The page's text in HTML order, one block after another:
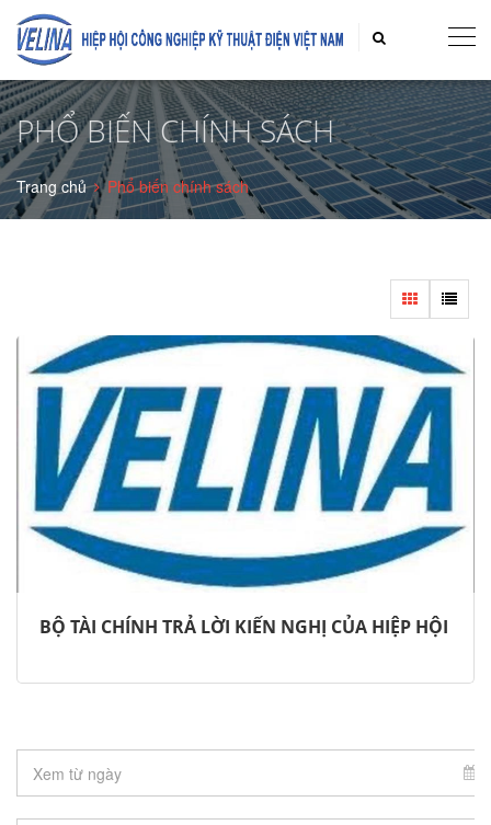
PHỔ BIẾN CHÍNH SÁCH
Trang chủ Phổ biến chính sách
BỘ TÀI CHÍNH TRẢ LỜI KIẾN NGHỊ CỦA HIỆP HỘI